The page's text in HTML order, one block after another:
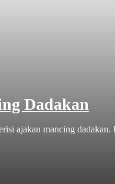
Dadakan
ajakan mancing